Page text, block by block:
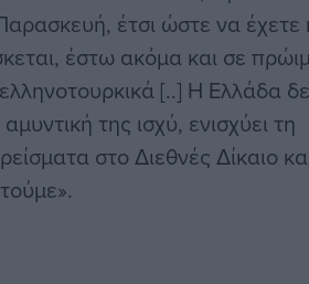
έτσι ώστε να έχετε
έστω ακόμα και σε
[..] Η Ελλάδα
της ισχύ, ενισχύει τη
στο Διεθνές Δίκαιο